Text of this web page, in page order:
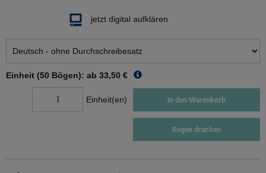
jetzt digital aufklären
Einheit (50 Bögen): ab 33,50 €
Einheit(en) In den Warenkorb
Bogen drucken